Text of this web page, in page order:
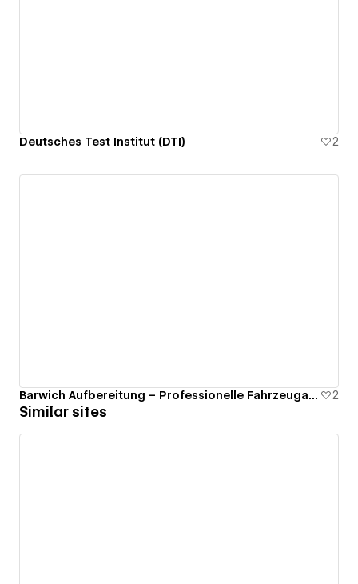
Deutsches Test Institut (DTI) 2
Barwich Aufbereitung – Professionelle Fahrzeugaufbereitung 2
Similar sites